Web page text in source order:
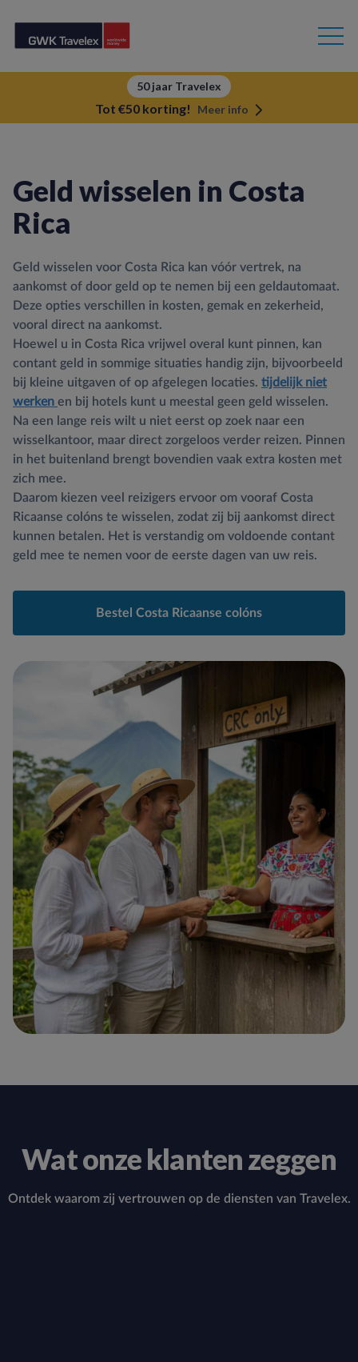
50 jaar Travelex
Tot €50 korting! Meer info
Geld wisselen in Costa
Rica
Geld wisselen voor Costa Rica kan vóór vertrek, na
aankomst of door geld op te nemen bij een geldautomaat.
Deze opties verschillen in kosten, gemak en zekerheid,
vooral direct na aankomst.
Hoewel u in Costa Rica vrijwel overal kunt pinnen, kan
contant geld in sommige situaties handig zijn, bijvoorbeeld
bij kleine uitgaven of op afgelegen locaties. tijdelijk niet
werken en bij hotels kunt u meestal geen geld wisselen.
Na een lange reis wilt u niet eerst op zoek naar een
wisselkantoor, maar direct zorgeloos verder reizen. Pinnen
in het buitenland brengt bovendien vaak extra kosten met
zich mee.
Daarom kiezen veel reizigers ervoor om vooraf Costa
Ricaanse colóns te wisselen, zodat zij bij aankomst direct
kunnen betalen. Het is verstandig om voldoende contant
geld mee te nemen voor de eerste dagen van uw reis.
Bestel Costa Ricaanse colóns
Wat onze klanten zeggen
Ontdek waarom zij vertrouwen op de diensten van Travelex.